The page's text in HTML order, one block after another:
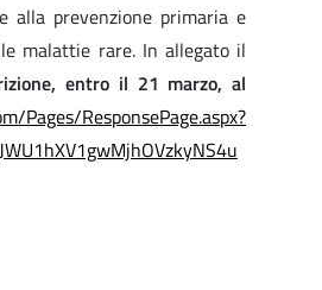
alla prevenzione primaria e
malattie rare. In allegato il
entro il 21 marzo, al
Pages/ResponsePage.aspx?